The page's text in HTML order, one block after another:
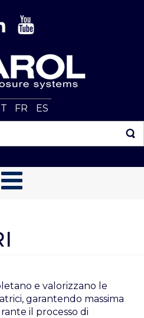
FR ES
e valorizzano le
garantendo massima
il processo di